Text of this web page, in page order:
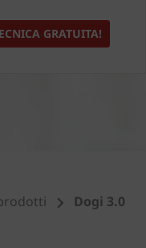
GRATUITA!
Dogi 3.0